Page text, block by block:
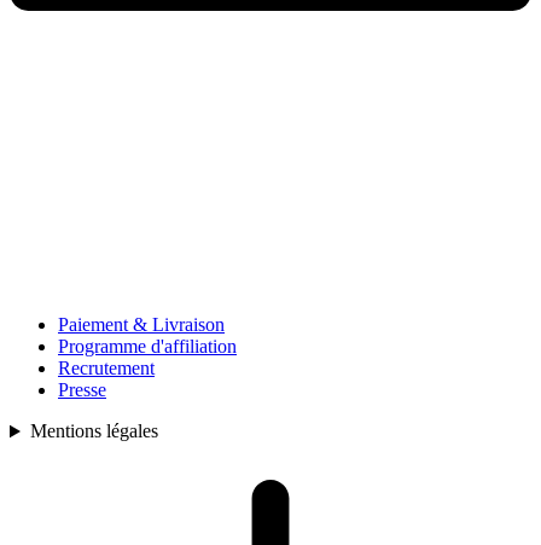
Paiement & Livraison
Programme d'affiliation
Recrutement
Presse
Mentions légales